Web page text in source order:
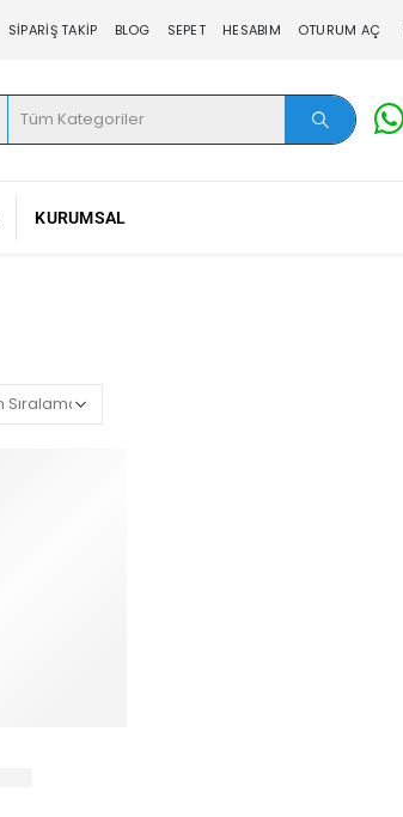
SIPARIŞ TAKIP BLOG SEPET HESABIM OTURUM AÇ
KURUMSAL